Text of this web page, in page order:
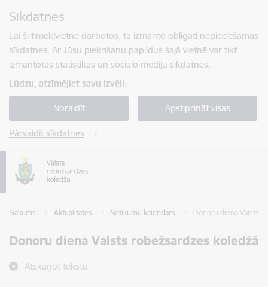
Sīkdatnes
Lai šī tīmekļvietne darbotos, tā izmanto obligāti nepieciešamās
sīkdatnes. Ar Jūsu piekrišanu papildus šajā vietnē var tikt
izmantotas statistikas un sociālo mediju sīkdatnes.
Lūdzu, atzīmējiet savu izvēli:
Noraidīt Apstiprināt visas
Pārvaldīt sīkdatnes
Sākums Aktualitātes Notikumu kalendārs Donoru diena Valsts
Donoru diena Valsts robežsardzes koledžā
Atskaņot tekstu